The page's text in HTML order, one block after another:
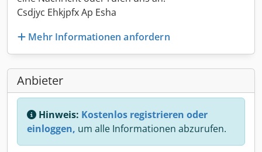
Csdjyc Ehkjpfx Ap Esha
Mehr Informationen anfordern
Anbieter
Hinweis: Kostenlos registrieren oder
einloggen, um alle Informationen abzurufen.